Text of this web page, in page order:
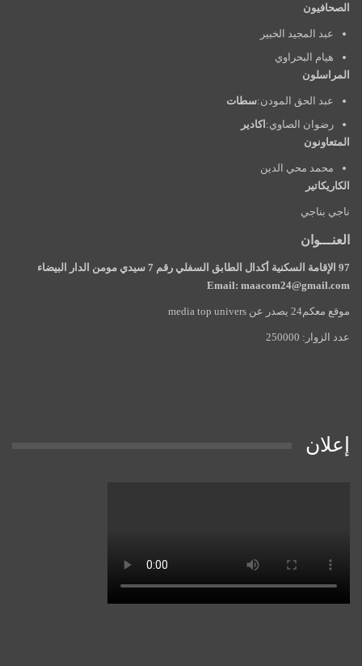
الصحافيون
عبد المجيد الخبير
هيام البحراوي
المراسلون
عبد الحق المودن:سطات
رضوان الصاوي: اكادير
المتعاونون
محمد محي الدين
الكاريكاتير
ناجي بناجي
العنـــوان
97 الإقامة السكنية أكدال الطابق السفلي رقم 7 سيدي مومن الدار البيضاء
Email: maacom24@gmail.com
موقع معكم24 يصدر عن media top univers
عدد الزوار: 250000
إعلان